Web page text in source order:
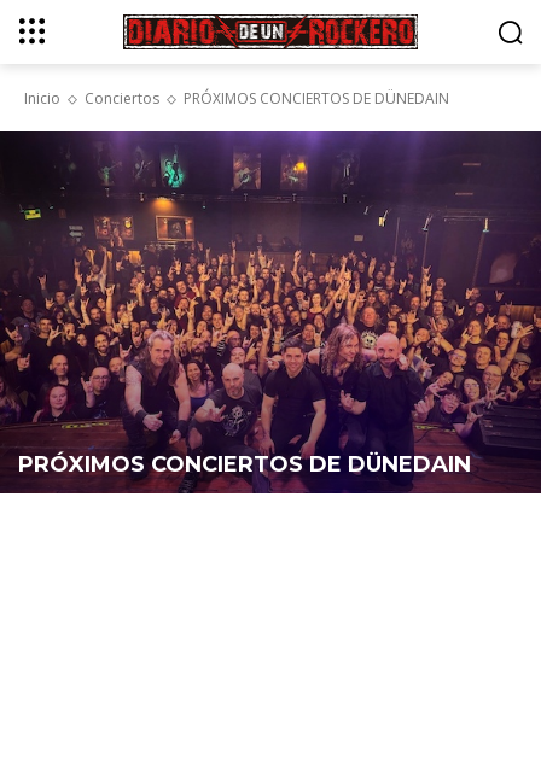
Inicio Conciertos PRÓXIMOS CONCIERTOS DE DÜNEDAIN
PRÓXIMOS CONCIERTOS DE DÜNEDAIN